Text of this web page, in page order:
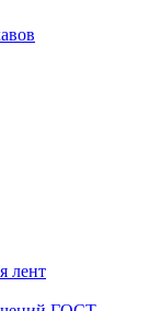
лент